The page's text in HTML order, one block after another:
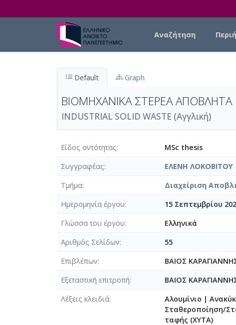
Αναζήτηση
Default Graph
ΒΙΟΜΗΧΑΝΙΚΑ ΣΤΕΡΕΑ ΑΠΟΒΛΗΤΑ
INDUSTRIAL SOLID WASTE (Αγγλική)
Είδος οντότητας
MSc thesis
Συγγραφέας
ΕΛΕΝΗ ΛΟΚΟΒΙΤΟΥ
Τμήμα
Διαχείριση
Ημερομηνία έργου
15 Σεπτεμβρίου
Γλώσσα του έργου
Ελληνικά
Αριθμός Σελίδων
55
Επιβλέπων
ΒΑΙΟΣ
Εξεταστική επιτροπή
ΒΑΙΟΣ
Λέξεις κλειδιά
Αλουμίνιο |
Σταθεροποίηση/
ταφής (ΧΥΤΑ)